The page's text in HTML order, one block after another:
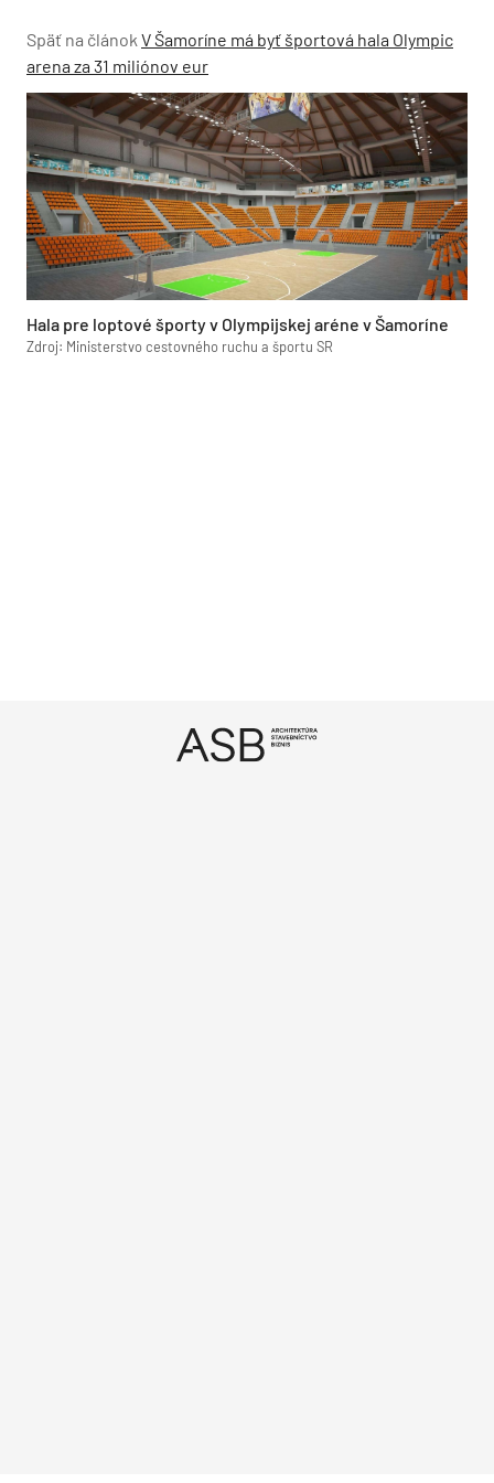
Späť na článok V Šamoríne má byť športová hala Olympic
arena za 31 miliónov eur
Hala pre loptové športy v Olympijskej aréne v Šamoríne
Zdroj: Ministerstvo cestovného ruchu a športu SR